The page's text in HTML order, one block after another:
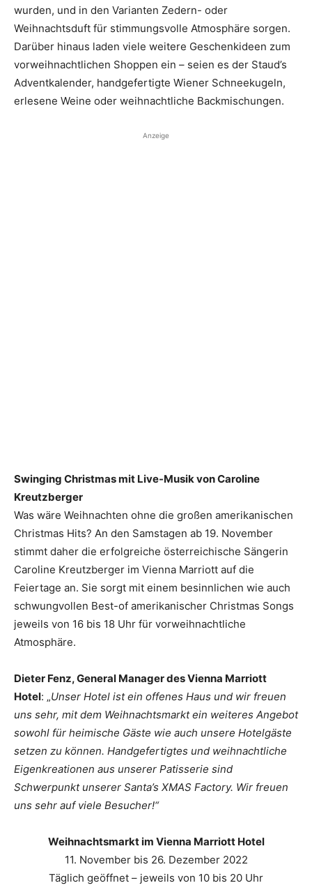
wurden, und in den Varianten Zedern- oder
Weihnachtsduft für stimmungsvolle Atmosphäre sorgen.
Darüber hinaus laden viele weitere Geschenkideen zum
vorweihnachtlichen Shoppen ein – seien es der Staud’s
Adventkalender, handgefertigte Wiener Schneekugeln,
erlesene Weine oder weihnachtliche Backmischungen.
Anzeige
Swinging Christmas mit Live-Musik von Caroline
Kreutzberger
Was wäre Weihnachten ohne die großen amerikanischen
Christmas Hits? An den Samstagen ab 19. November
stimmt daher die erfolgreiche österreichische Sängerin
Caroline Kreutzberger im Vienna Marriott auf die
Feiertage an. Sie sorgt mit einem besinnlichen wie auch
schwungvollen Best-of amerikanischer Christmas Songs
jeweils von 16 bis 18 Uhr für vorweihnachtliche
Atmosphäre.
Dieter Fenz, General Manager des Vienna Marriott
Hotel: „Unser Hotel ist ein offenes Haus und wir freuen
uns sehr, mit dem Weihnachtsmarkt ein weiteres Angebot
sowohl für heimische Gäste wie auch unsere Hotelgäste
setzen zu können. Handgefertigtes und weihnachtliche
Eigenkreationen aus unserer Patisserie sind
Schwerpunkt unserer Santa’s XMAS Factory. Wir freuen
uns sehr auf viele Besucher!“
Weihnachtsmarkt im Vienna Marriott Hotel
11. November bis 26. Dezember 2022
Täglich geöffnet – jeweils von 10 bis 20 Uhr